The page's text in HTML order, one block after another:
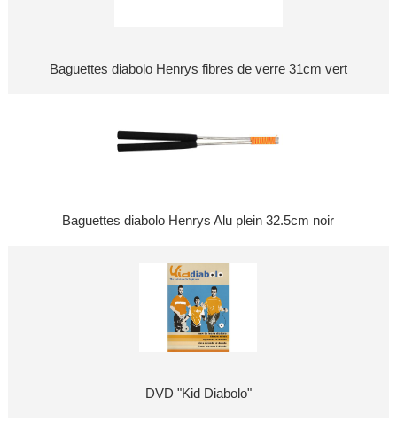
Baguettes diabolo Henrys fibres de verre 31cm vert
Baguettes diabolo Henrys Alu plein 32.5cm noir
DVD "Kid Diabolo"